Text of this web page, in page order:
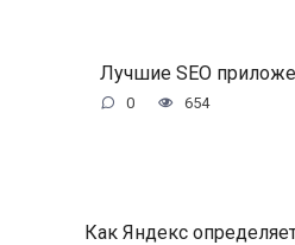
Лучшие SEO
0 654
Как Яндекс